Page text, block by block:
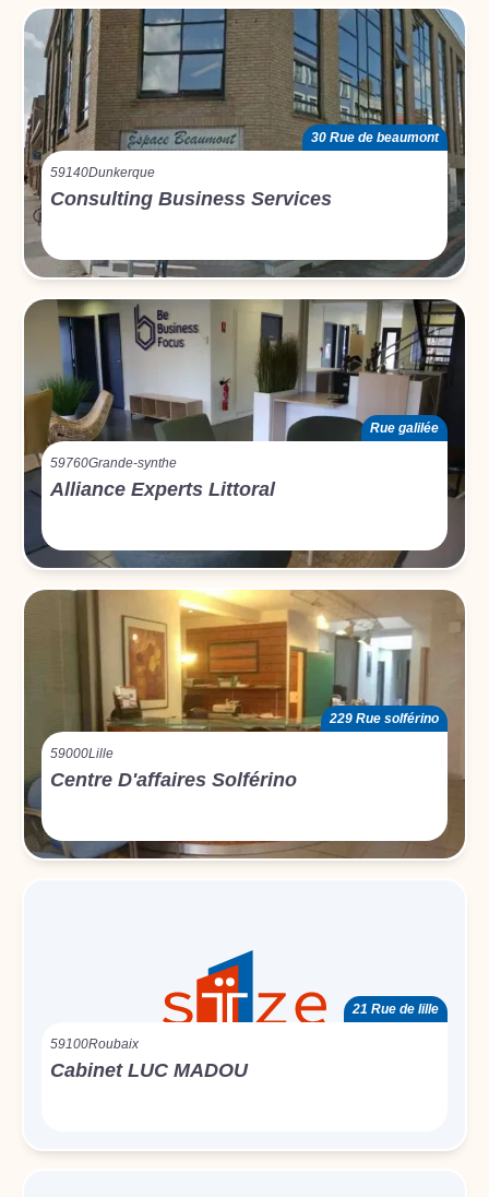
30 Rue de beaumont
59140Dunkerque
Consulting Business Services
Rue galilée
59760Grande-synthe
Alliance Experts Littoral
229 Rue solférino
59000Lille
Centre D'affaires Solférino
21 Rue de lille
59100Roubaix
Cabinet LUC MADOU